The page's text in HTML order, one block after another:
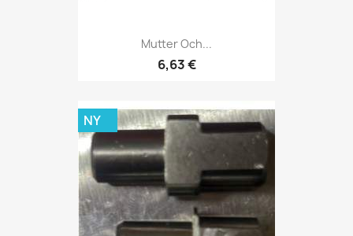
Mutter Och...
6,63 €
NY